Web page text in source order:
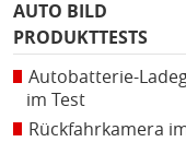
AUTO BILD
PRODUKTTESTS
Autobatterie-
im Test
Rückfahrkamera